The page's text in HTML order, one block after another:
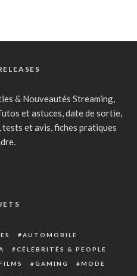
& Nouveautés Streaming,
et astuces, date de sortie,
et avis, fiches pratiques
AUTOMOBILE
CÉLÉBRITÉS & PEOPLE
GAMING
MODE